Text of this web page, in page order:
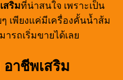
สริมที่น่าสนใจ เพราะเป็น
เพียงแค่มีเครื่องคั้นน้ำส้ม
รถเริ่มขายได้เลย
าชีพเสริม